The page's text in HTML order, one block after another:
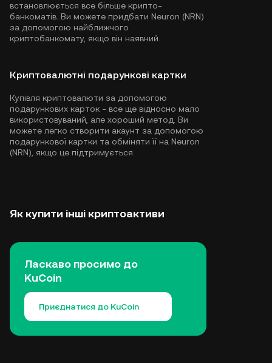
встановлюється все більше крипто-
банкоматів. Ви можете придбати Neuron (NRN)
за допомогою найближчого
криптобанкомату, якщо він наявний.
Криптовалютні подарункові картки
Купівля криптовалюти за допомогою
подарункових карток - все ще відносно мало
використовуваний, але хороший метод. Ви
можете легко створити акаунт за допомогою
подарункової картки та обміняти її на Neuron
(NRN), якщо це підтримується.
Як купити інші криптоактиви
Ласкаво просимо до
KuCoin
Приєднатися до KuCoin